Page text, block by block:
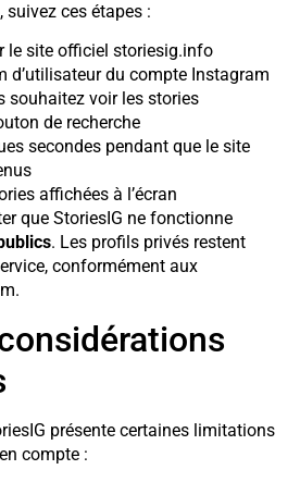
suivez ces étapes :
le site officiel storiesig.info
d’utilisateur du compte Instagram
souhaitez voir les stories
de recherche
secondes pendant que le site
affichées à l’écran
que StoriesIG ne fonctionne
. Les profils privés restent
conformément aux
présente certaines limitations
compte :